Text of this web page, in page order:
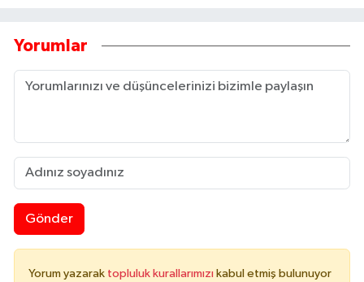
Yorumlar
Gönder
Yorum yazarak topluluk kurallarımızı kabul etmiş bulunuyor